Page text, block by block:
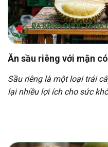
Ăn sầu riêng với mận
Sầu riêng là một loại trái
lại nhiều lợi ích cho sức
kiêng kỵ định khi sử dụng.